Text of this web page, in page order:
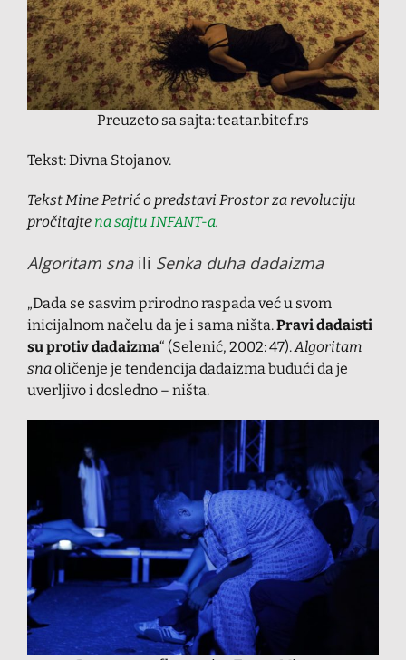
Preuzeto sa sajta: teatar.bitef.rs
Tekst: Divna Stojanov.
Tekst Mine Petrić o predstavi Prostor za revoluciju
pročitajte na sajtu INFANT-a.
Algoritam snaili Senka duha dadaizma
„Dada se sasvim prirodno raspada već u svom
inicijalnom načelu da je i sama ništa.Pravi dadaisti
su protiv dadaizma“ (Selenić, 2002: 47).Algoritam
snaoličenje je tendencija dadaizma budući da je
uverljivo i dosledno – ništa.